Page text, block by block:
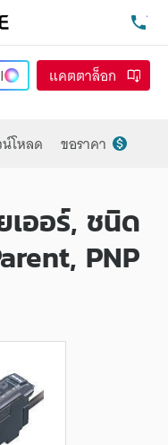
แคตตาล็อก
โหลด ขอราคา
เออร์, ชนิด
PNP